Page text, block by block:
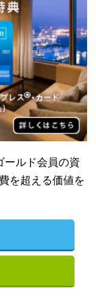
ールド会員の資
を超える価値を